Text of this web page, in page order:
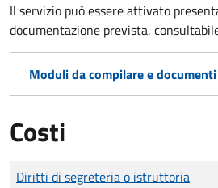
Il servizio può essere attivato
documentazione prevista,
Moduli da compilare e
Costi
Tipo di pagamento
Importo
Diritti di segreteria o istruttoria